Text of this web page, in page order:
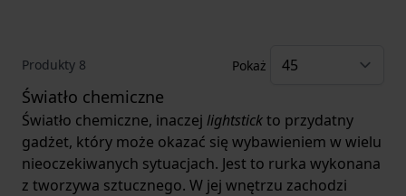
Produkty 8 Pokaż
Światło chemiczne
Światło chemiczne, inaczej lightstickto przydatny
gadżet, który może okazać się wybawieniem w wielu
nieoczekiwanych sytuacjach. Jest to rurka wykonana
z tworzywa sztucznego. W jej wnętrzu zachodzi